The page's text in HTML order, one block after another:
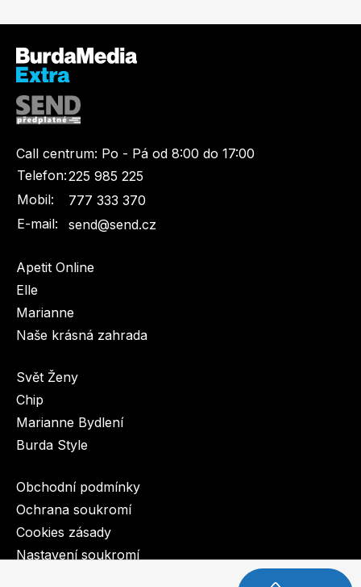
Call centrum: Po - Pá od 8:00 do 17:00
Telefon:225 985 225
Mobil:
777 333 370
E-mail:
send@send.cz
Apetit Online
Elle
Marianne
Naše krásná zahrada
Svět Ženy
Chip
Marianne Bydlení
Burda Style
Obchodní podmínky
Ochrana soukromí
Cookies zásady
Nastavení soukromí